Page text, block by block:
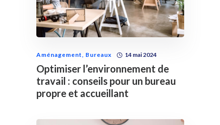
Aménagement, Bureaux 14 mai 2024
Optimiser l’environnement de
travail : conseils pour un bureau
propre et accueillant